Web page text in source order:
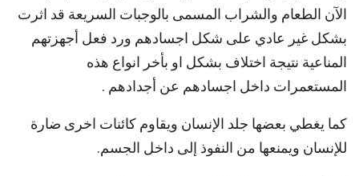
الآن الطعام والشراب المسمى بالوجبات السريعة قد اثرت
بشكل غير عادي على شكل اجسادهم ورد فعل أجهزتهم
المناعية نتيجة اختلاف بشكل او بأخر انواع هذه
المستعمرات داخل اجسادهم عن أجدادهم .
كما يغطي بعضها جلد الإنسان ويقاوم كائنات اخرى ضارة
للإنسان ويمنعها من النفوذ إلى داخل الجسم.